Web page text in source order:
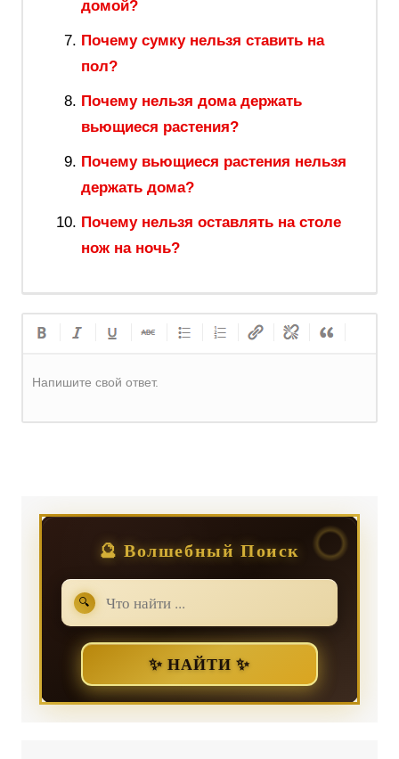
домой?
Почему сумку нельзя ставить на
пол?
Почему нельзя дома держать
вьющиеся растения?
Почему вьющиеся растения нельзя
держать дома?
Почему нельзя оставлять на столе
нож на ночь?
Напишите свой ответ.
🔮 Волшебный Поиск
🔍
✨ НАЙТИ ✨